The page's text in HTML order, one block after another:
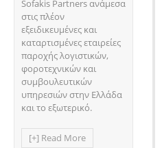
Sofakis Partners ανάμεσα
στις πλέον
εξειδικευμένες και
καταρτισμένες εταιρείες
παροχής λογιστικών,
φοροτεχνικών και
συμβουλευτικών
υπηρεσιών στην Ελλάδα
και το εξωτερικό.
[+] Read More